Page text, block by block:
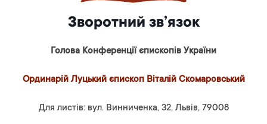
Зворотний зв’язок
Голова Конференції єпископів України
Ординарій Луцький єпископ Віталій Скомаровський
Для листів: вул. Винниченка, 32, Львів, 79008